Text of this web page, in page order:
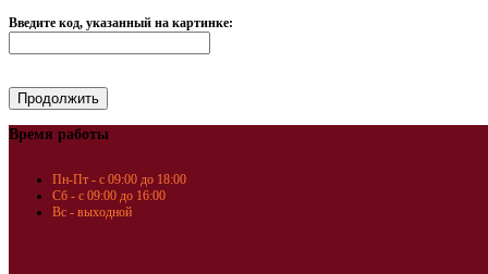
Введите код, указанный на картинке:
Время работы
Пн-Пт - с 09:00 до 18:00
Сб - с 09:00 до 16:00
Вс - выходной